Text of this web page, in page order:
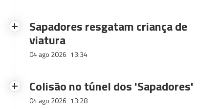
Sapadores resgatam criança de
viatura
04 ago 2026 13:34
Colisão no túnel dos 'Sapadores'
04 ago 2026 13:28